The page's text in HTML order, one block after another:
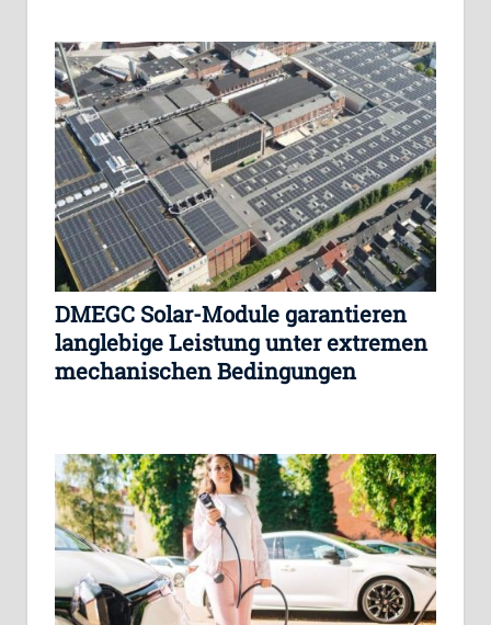
DMEGC Solar-Module garantieren
langlebige Leistung unter extremen
mechanischen Bedingungen